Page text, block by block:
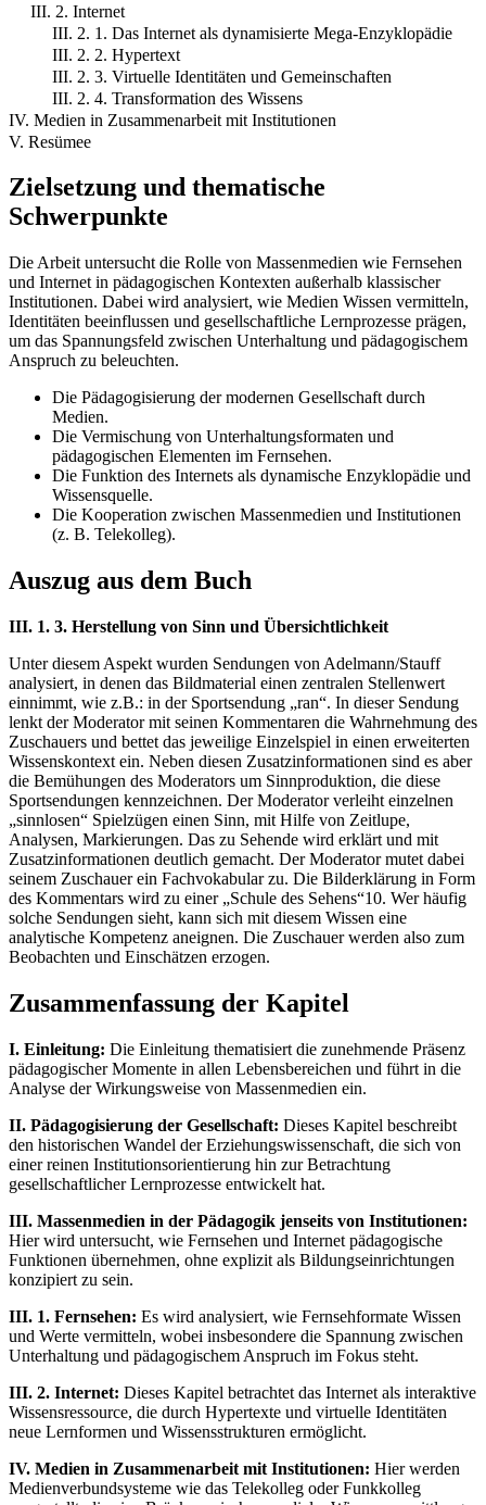
III. 2. Internet
III. 2. 1. Das Internet als dynamisierte Mega-Enzyklopädie
III. 2. 2. Hypertext
III. 2. 3. Virtuelle Identitäten und Gemeinschaften
III. 2. 4. Transformation des Wissens
IV. Medien in Zusammenarbeit mit Institutionen
V. Resümee
Zielsetzung und thematische
Schwerpunkte
Die Arbeit untersucht die Rolle von Massenmedien wie Fernsehen
und Internet in pädagogischen Kontexten außerhalb klassischer
Institutionen. Dabei wird analysiert, wie Medien Wissen vermitteln,
Identitäten beeinflussen und gesellschaftliche Lernprozesse prägen,
um das Spannungsfeld zwischen Unterhaltung und pädagogischem
Anspruch zu beleuchten.
Die Pädagogisierung der modernen Gesellschaft durch
Medien.
Die Vermischung von Unterhaltungsformaten und
pädagogischen Elementen im Fernsehen.
Die Funktion des Internets als dynamische Enzyklopädie und
Wissensquelle.
Die Kooperation zwischen Massenmedien und Institutionen
(z. B. Telekolleg).
Auszug aus dem Buch
III. 1. 3. Herstellung von Sinn und Übersichtlichkeit
Unter diesem Aspekt wurden Sendungen von Adelmann/Stauff
analysiert, in denen das Bildmaterial einen zentralen Stellenwert
einnimmt, wie z.B.: in der Sportsendung „ran“. In dieser Sendung
lenkt der Moderator mit seinen Kommentaren die Wahrnehmung des
Zuschauers und bettet das jeweilige Einzelspiel in einen erweiterten
Wissenskontext ein. Neben diesen Zusatzinformationen sind es aber
die Bemühungen des Moderators um Sinnproduktion, die diese
Sportsendungen kennzeichnen. Der Moderator verleiht einzelnen
„sinnlosen“ Spielzügen einen Sinn, mit Hilfe von Zeitlupe,
Analysen, Markierungen. Das zu Sehende wird erklärt und mit
Zusatzinformationen deutlich gemacht. Der Moderator mutet dabei
seinem Zuschauer ein Fachvokabular zu. Die Bilderklärung in Form
des Kommentars wird zu einer „Schule des Sehens“10. Wer häufig
solche Sendungen sieht, kann sich mit diesem Wissen eine
analytische Kompetenz aneignen. Die Zuschauer werden also zum
Beobachten und Einschätzen erzogen.
Zusammenfassung der Kapitel
I. Einleitung: Die Einleitung thematisiert die zunehmende Präsenz
pädagogischer Momente in allen Lebensbereichen und führt in die
Analyse der Wirkungsweise von Massenmedien ein.
II. Pädagogisierung der Gesellschaft: Dieses Kapitel beschreibt
den historischen Wandel der Erziehungswissenschaft, die sich von
einer reinen Institutionsorientierung hin zur Betrachtung
gesellschaftlicher Lernprozesse entwickelt hat.
III. Massenmedien in der Pädagogik jenseits von Institutionen:
Hier wird untersucht, wie Fernsehen und Internet pädagogische
Funktionen übernehmen, ohne explizit als Bildungseinrichtungen
konzipiert zu sein.
III. 1. Fernsehen: Es wird analysiert, wie Fernsehformate Wissen
und Werte vermitteln, wobei insbesondere die Spannung zwischen
Unterhaltung und pädagogischem Anspruch im Fokus steht.
III. 2. Internet: Dieses Kapitel betrachtet das Internet als interaktive
Wissensressource, die durch Hypertexte und virtuelle Identitäten
neue Lernformen und Wissensstrukturen ermöglicht.
IV. Medien in Zusammenarbeit mit Institutionen: Hier werden
Medienverbundsysteme wie das Telekolleg oder Funkkolleg